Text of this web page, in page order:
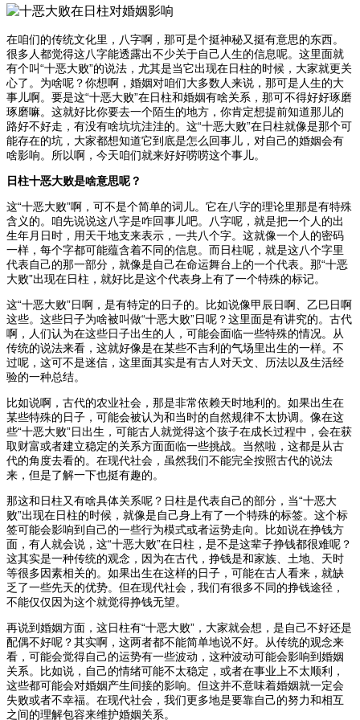
在咱们的传统文化里，八字啊，那可是个挺神秘又挺有意思的东西。
很多人都觉得这八字能透露出不少关于自己人生的信息呢。这里面就
有个叫“十恶大败”的说法，尤其是当它出现在日柱的时候，大家就更关
心了。为啥呢？你想啊，婚姻对咱们大多数人来说，那可是人生的大
事儿啊。要是这“十恶大败”在日柱和婚姻有啥关系，那可不得好好琢磨
琢磨嘛。这就好比你要去一个陌生的地方，你肯定想提前知道那儿的
路好不好走，有没有啥坑坑洼洼的。这“十恶大败”在日柱就像是那个可
能存在的坑，大家都想知道它到底是怎么回事儿，对自己的婚姻会有
啥影响。所以啊，今天咱们就来好好唠唠这个事儿。
日柱十恶大败是啥意思呢？
这“十恶大败”啊，可不是个简单的词儿。它在八字的理论里那是有特殊
含义的。咱先说说这八字是咋回事儿吧。八字呢，就是把一个人的出
生年月日时，用天干地支来表示，一共八个字。这就像一个人的密码
一样，每个字都可能蕴含着不同的信息。而日柱呢，就是这八个字里
代表自己的那一部分，就像是自己在命运舞台上的一个代表。那“十恶
大败”出现在日柱，就好比是这个代表身上有了一个特殊的标记。
这“十恶大败”日啊，是有特定的日子的。比如说像甲辰日啊、乙巳日啊
这些。这些日子为啥被叫做“十恶大败”日呢？这里面是有讲究的。古代
啊，人们认为在这些日子出生的人，可能会面临一些特殊的情况。从
传统的说法来看，这就好像是在某些不吉利的气场里出生的一样。不
过呢，这可不是迷信，这里面其实是有古人对天文、历法以及生活经
验的一种总结。
比如说啊，古代的农业社会，那是非常依赖天时地利的。如果出生在
某些特殊的日子，可能会被认为和当时的自然规律不太协调。像在这
些“十恶大败”日出生，可能古人就觉得这个孩子在成长过程中，会在获
取财富或者建立稳定的关系方面面临一些挑战。当然啦，这都是从古
代的角度去看的。在现代社会，虽然我们不能完全按照古代的说法
来，但是了解一下也挺有趣的。
那这和日柱又有啥具体关系呢？日柱是代表自己的部分，当“十恶大
败”出现在日柱的时候，就像是自己身上有了一个特殊的标签。这个标
签可能会影响到自己的一些行为模式或者运势走向。比如说在挣钱方
面，有人就会说，这“十恶大败”在日柱，是不是这辈子挣钱都很难呢？
这其实是一种传统的观念，因为在古代，挣钱是和家族、土地、天时
等很多因素相关的。如果出生在这样的日子，可能在古人看来，就缺
乏了一些先天的优势。但在现代社会，我们有很多不同的挣钱途径，
不能仅仅因为这个就觉得挣钱无望。
再说到婚姻方面，这日柱有“十恶大败”，大家就会想，是自己不好还是
配偶不好呢？其实啊，这两者都不能简单地说不好。从传统的观念来
看，可能会觉得自己的运势有一些波动，这种波动可能会影响到婚姻
关系。比如说，自己的情绪可能不太稳定，或者在事业上不太顺利，
这些都可能会对婚姻产生间接的影响。但这并不意味着婚姻就一定会
失败或者不幸福。在现代社会，我们更多地是要靠自己的努力和相互
之间的理解包容来维护婚姻关系。